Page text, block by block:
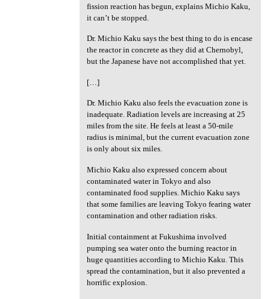
fission reaction has begun, explains Michio Kaku,
it can’t be stopped.
Dr. Michio Kaku says the best thing to do is encase
the reactor in concrete as they did at Chernobyl,
but the Japanese have not accomplished that yet.
[…]
Dr. Michio Kaku also feels the evacuation zone is
inadequate. Radiation levels are increasing at 25
miles from the site. He feels at least a 50-mile
radius is minimal, but the current evacuation zone
is only about six miles.
Michio Kaku also expressed concern about
contaminated water in Tokyo and also
contaminated food supplies. Michio Kaku says
that some families are leaving Tokyo fearing water
contamination and other radiation risks.
Initial containment at Fukushima involved
pumping sea water onto the burning reactor in
huge quantities according to Michio Kaku. This
spread the contamination, but it also prevented a
horrific explosion.